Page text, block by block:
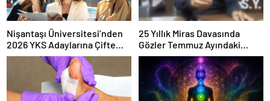
Nişantaşı Üniversitesi’nden
2026 YKS Adaylarına Çifte
Güvence: Sabit Ücret ve
Kesintisiz Burs
25 Yıllık Miras Davasında
Gözler Temmuz Ayındaki
Karar Duruşmasına Çevrildi